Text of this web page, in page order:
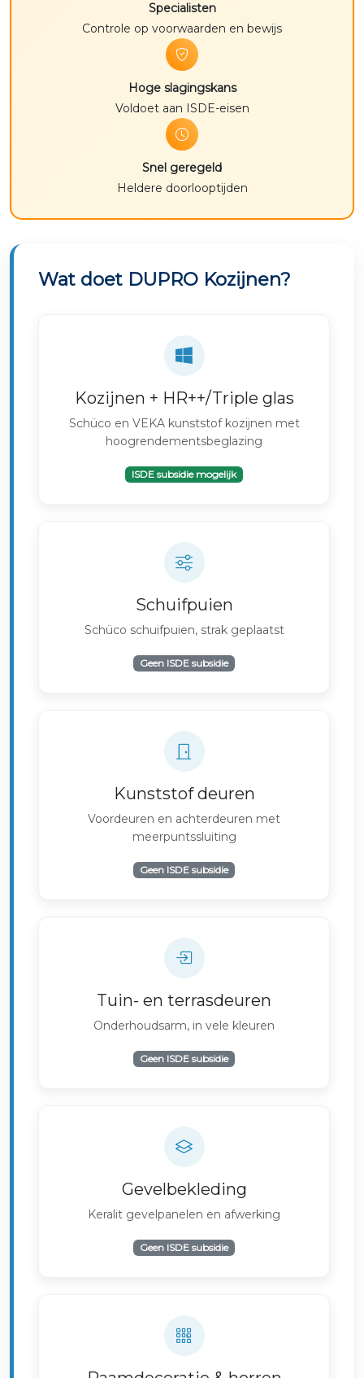
Specialisten
Controle op voorwaarden en bewijs
Hoge slagingskans
Voldoet aan ISDE-eisen
Snel geregeld
Heldere doorlooptijden
Wat doet DUPRO Kozijnen?
Kozijnen + HR++/Triple glas
Schüco en VEKA kunststof kozijnen met
hoogrendementsbeglazing
ISDE subsidie mogelijk
Schuifpuien
Schüco schuifpuien, strak geplaatst
Geen ISDE subsidie
Kunststof deuren
Voordeuren en achterdeuren met
meerpuntssluiting
Geen ISDE subsidie
Tuin- en terrasdeuren
Onderhoudsarm, in vele kleuren
Geen ISDE subsidie
Gevelbekleding
Keralit gevelpanelen en afwerking
Geen ISDE subsidie